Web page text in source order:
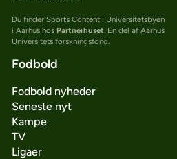
Du finder Sports Content i Universitetsbyen
i Aarhus hos Partnerhuset . En del af Aarhus
Universitets forskningsfond.
Fodbold
Fodbold nyheder
Seneste nyt
Kampe
TV
Ligaer